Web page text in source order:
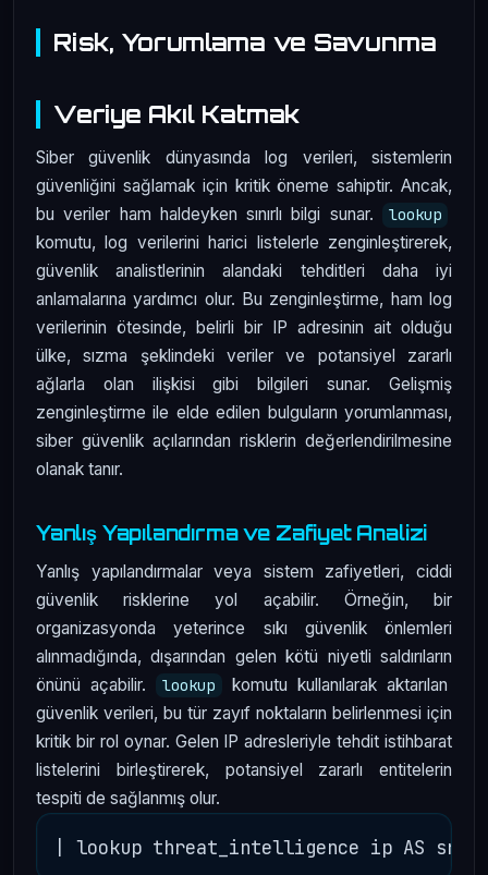
Risk, Yorumlama ve Savunma
Veriye Akıl Katmak
Siber güvenlik dünyasında log verileri, sistemlerin
güvenliğini sağlamak için kritik öneme sahiptir. Ancak,
bu veriler ham haldeyken sınırlı bilgi sunar.
lookup
komutu, log verilerini harici listelerle zenginleştirerek,
güvenlik analistlerinin alandaki tehditleri daha iyi
anlamalarına yardımcı olur. Bu zenginleştirme, ham log
verilerinin ötesinde, belirli bir IP adresinin ait olduğu
ülke, sızma şeklindeki veriler ve potansiyel zararlı
ağlarla olan ilişkisi gibi bilgileri sunar. Gelişmiş
zenginleştirme ile elde edilen bulguların yorumlanması,
siber güvenlik açılarından risklerin değerlendirilmesine
olanak tanır.
Yanlış Yapılandırma ve Zafiyet Analizi
Yanlış yapılandırmalar veya sistem zafiyetleri, ciddi
güvenlik risklerine yol açabilir. Örneğin, bir
organizasyonda yeterince sıkı güvenlik önlemleri
alınmadığında, dışarından gelen kötü niyetli saldırıların
önünü açabilir.
lookup
komutu kullanılarak aktarılan
güvenlik verileri, bu tür zayıf noktaların belirlenmesi için
kritik bir rol oynar. Gelen IP adresleriyle tehdit istihbarat
listelerini birleştirerek, potansiyel zararlı entitelerin
tespiti de sağlanmış olur.